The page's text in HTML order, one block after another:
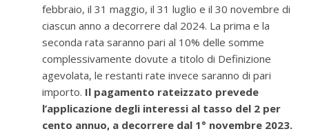
febbraio, il 31 maggio, il 31 luglio e il 30 novembre di
ciascun anno a decorrere dal 2024. La prima e la
seconda rata saranno pari al 10% delle somme
complessivamente dovute a titolo di Definizione
agevolata, le restanti rate invece saranno di pari
importo. Il pagamento rateizzato prevede
l’applicazione degli interessi al tasso del 2 per
cento annuo, a decorrere dal 1° novembre 2023.